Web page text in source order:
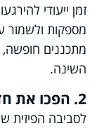
זמן ייעודי
מספקות ולשמור
מתכננים
השינה.
2. הפכו את חדר השינה למפלט של שקט
לסביבה הפיזית